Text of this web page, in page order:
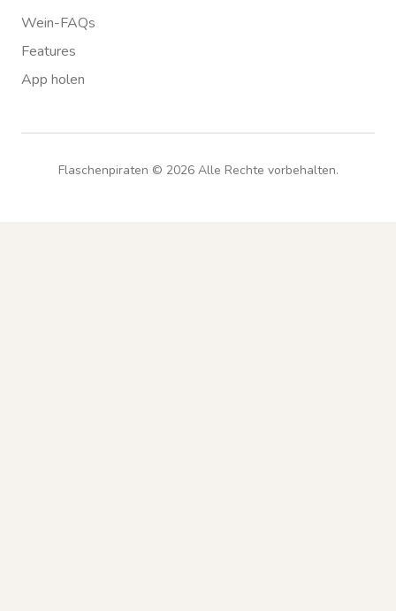
Wein-FAQs
Features
App holen
Flaschenpiraten © 2026Alle Rechte vorbehalten.